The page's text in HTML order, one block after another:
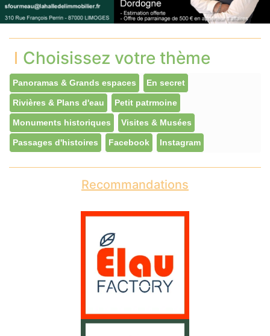
Choisissez votre thème
Panoramas & Grands espaces En secret
Rivières & Plans d'eau Petit patrmoine
Monuments historiques Visites & Musées
Passages d'histoires Facebook Instagram
Recommandations